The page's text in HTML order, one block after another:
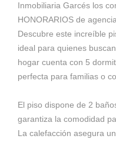
Inmobiliaria Garcés los
HONORARIOS de agencia.
Descubre este increíble
ideal para quienes
hogar cuenta con 5
perfecta para familias o
El piso dispone de 2
garantiza la comodidad
La calefacción asegura